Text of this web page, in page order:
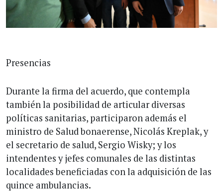
Presencias
Durante la firma del acuerdo, que contempla
también la posibilidad de articular diversas
políticas sanitarias, participaron además el
ministro de Salud bonaerense, Nicolás Kreplak, y
el secretario de salud, Sergio Wisky; y los
intendentes y jefes comunales de las distintas
localidades beneficiadas con la adquisición de las
quince ambulancias.